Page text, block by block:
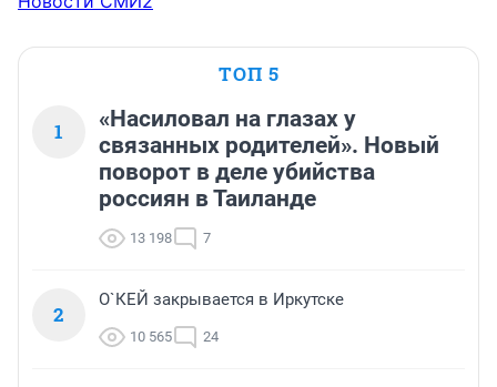
ТОП 5
1
«Насиловал на глазах у
связанных родителей». Новый
поворот в деле убийства
россиян в Таиланде
13 198 7
2
О`КЕЙ закрывается в Иркутске
10 565 24